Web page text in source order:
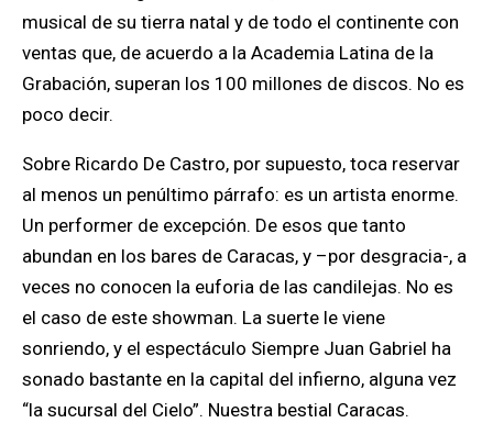
musical de su tierra natal y de todo el continente con
ventas que, de acuerdo a la Academia Latina de la
Grabación, superan los 100 millones de discos. No es
poco decir.
Sobre Ricardo De Castro, por supuesto, toca reservar
al menos un penúltimo párrafo: es un artista enorme.
Un performer de excepción. De esos que tanto
abundan en los bares de Caracas, y –por desgracia-, a
veces no conocen la euforia de las candilejas. No es
el caso de este showman. La suerte le viene
sonriendo, y el espectáculo Siempre Juan Gabriel ha
sonado bastante en la capital del infierno, alguna vez
“la sucursal del Cielo”. Nuestra bestial Caracas.